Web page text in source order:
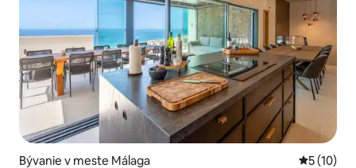
Bývanie v meste Málaga
5 (10)